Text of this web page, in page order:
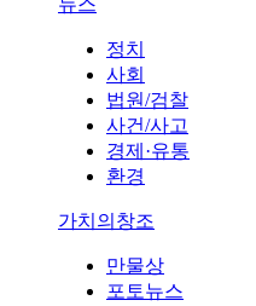
정치
사회
법원/검찰
사건/사고
경제·유통
환경
가치의창조
만물상
포토뉴스